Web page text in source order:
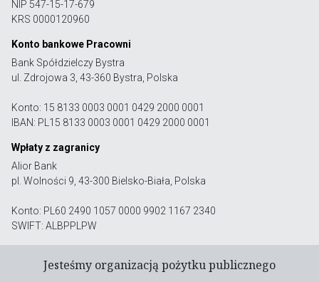
NIP 547-15-17-679
KRS 0000120960
Konto bankowe Pracowni
Bank Spółdzielczy Bystra
ul. Zdrojowa 3, 43-360 Bystra, Polska
Konto: 15 8133 0003 0001 0429 2000 0001
IBAN: PL15 8133 0003 0001 0429 2000 0001
Wpłaty z zagranicy
Alior Bank
pl. Wolności 9, 43-300 Bielsko-Biała, Polska
Konto: PL60 2490 1057 0000 9902 1167 2340
SWIFT: ALBPPLPW
Jesteśmy organizacją pożytku publicznego